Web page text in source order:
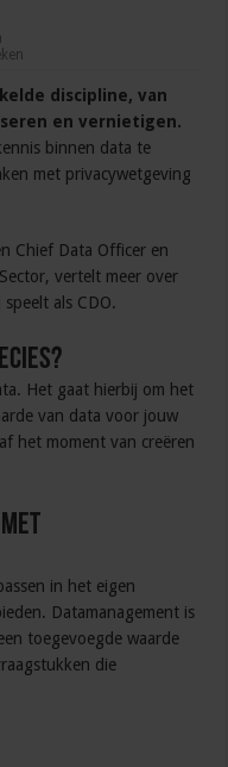
discipline, van
en vernietigen.
binnen data te
met privacywetgeving
Chief Data Officer en
vertelt meer over
als CDO.
Het gaat hierbij om het
van data voor jouw
het moment van creëren
in het eigen
Datamanagement is
toegevoegde waarde
die